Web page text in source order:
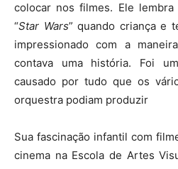
colocar nos filmes. Ele
“Star Wars” quando criança e
impressionado com a
contava uma história. Foi
causado por tudo que os
orquestra podiam produzir
Sua fascinação infantil com
cinema na Escola de Artes